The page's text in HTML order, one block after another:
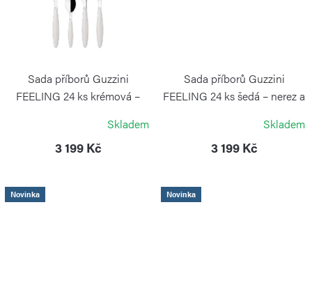
Sada příborů Guzzini
FEELING 24 ks krémová –
Skladem
3 199 Kč
Sada příborů Guzzini
FEELING 24 ks šedá – nerez a
Skladem
3 199 Kč
Novinka Novinka